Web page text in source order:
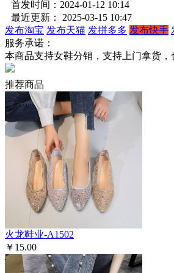
首发时间：2024-01-12 10:14
最近更新： 2025-03-15 10:47
发布淘宝 发布天猫 发拼多多 发布快手
服务承诺：
本商品支持女鞋分销，支持上门拿货，
推荐商品
火龙鞋业-A1502
￥15.00